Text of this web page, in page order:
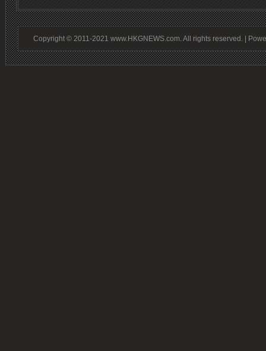
Copyright © 2011-2021 www.HKGNEWS.com. All rights reserved. |